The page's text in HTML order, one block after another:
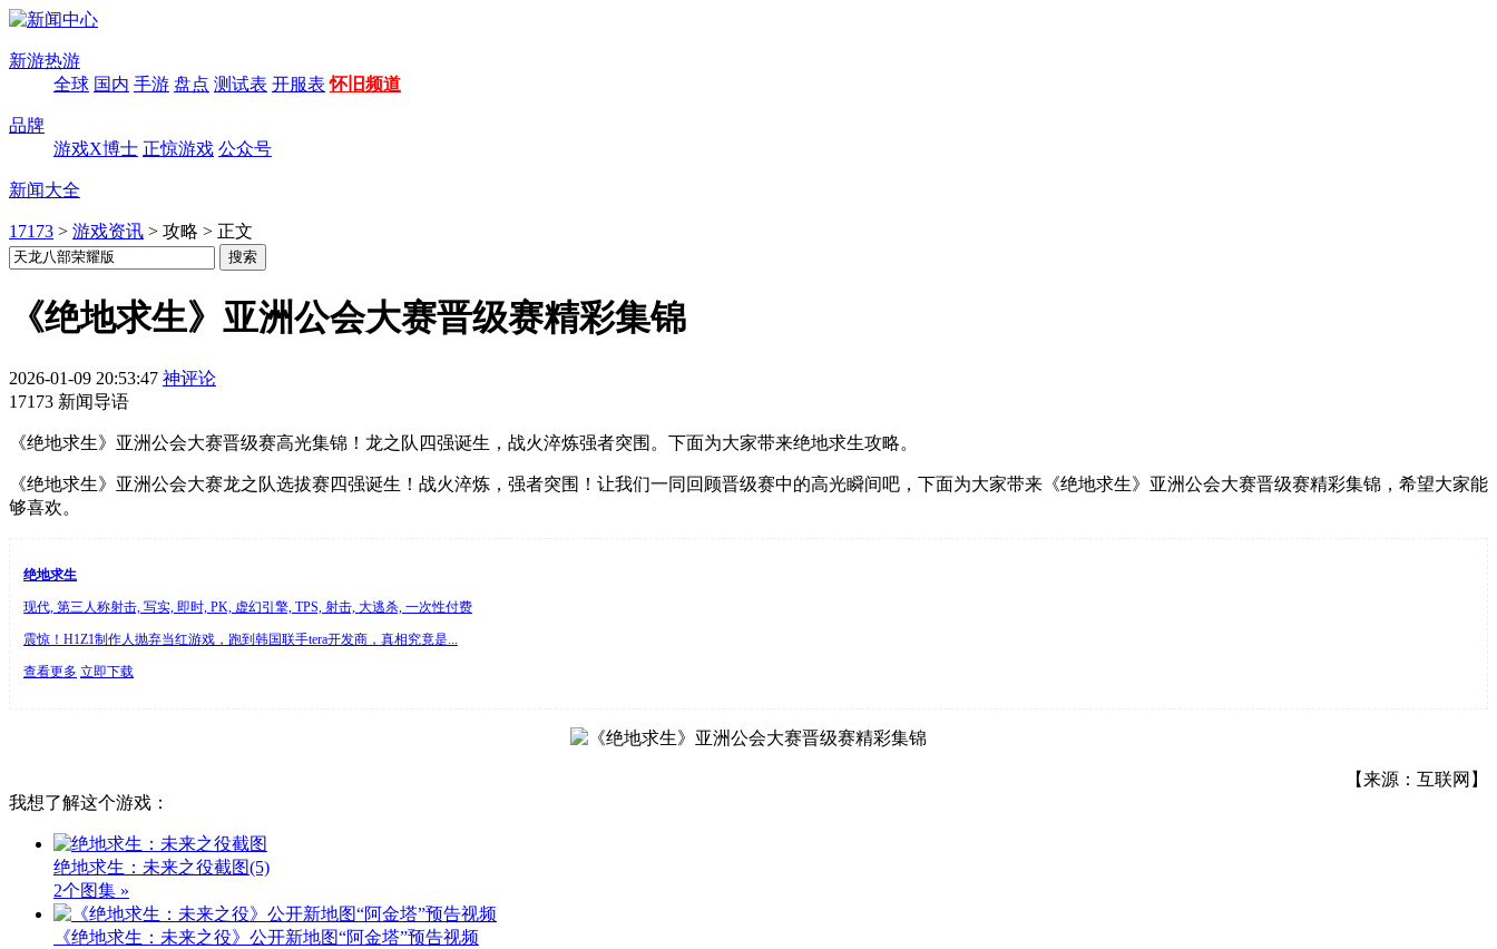
新游热游
全球 国内 手游 盘点 测试表 开服表 怀旧频道
品牌
游戏X博士 正惊游戏 公众号
新闻大全
17173 > 游戏资讯 > 攻略 > 正文
《绝地求生》亚洲公会大赛晋级赛精彩集锦
2026-01-09 20:53:47 神评论
17173 新闻导语
《绝地求生》亚洲公会大赛晋级赛高光集锦！龙之队四强诞生，战火淬炼强者突围。下面为大家带来绝地求生攻略。
《绝地求生》亚洲公会大赛龙之队选拔赛四强诞生！战火淬炼，强者突围！让我们一同回顾晋级赛中的高光瞬间吧，下面为大家带来《绝地求生》亚洲公会大赛晋级赛精彩集锦，希望大家能
够喜欢。
绝地求生
现代, 第三人称射击, 写实, 即时, PK, 虚幻引擎, TPS, 射击, 大逃杀, 一次性付费
震惊！H1Z1制作人抛弃当红游戏，跑到韩国联手tera开发商，真相究竟是...
查看更多 立即下载
【来源：互联网】
我想了解这个游戏：
绝地求生：未来之役截图(5)
2个图集 »
《绝地求生：未来之役》公开新地图“阿金塔”预告视频